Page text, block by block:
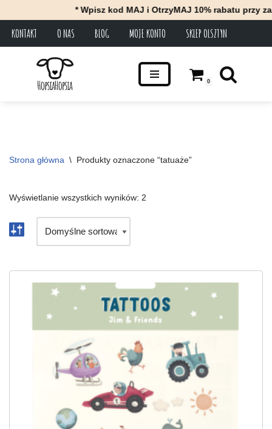
* Wpisz kod MAJ i OtrzyMAJ 10% rabatu przy
KONTAKT O NAS BLOG MOJE KONTO SKLEP OLSZTYN
0
Strona główna \ Produkty oznaczone “tatuaże”
Wyświetlanie wszystkich wyników: 2